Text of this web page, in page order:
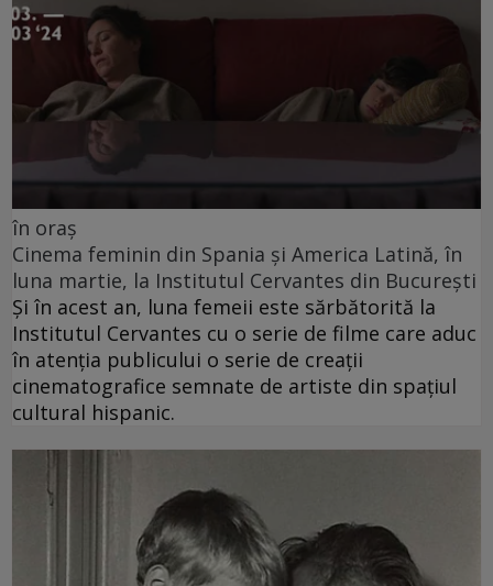
în oraș
Cinema feminin din Spania și America Latină, în
luna martie, la Institutul Cervantes din București
Și în acest an, luna femeii este sărbătorită la
Institutul Cervantes cu o serie de filme care aduc
în atenția publicului o serie de creații
cinematografice semnate de artiste din spațiul
cultural hispanic.